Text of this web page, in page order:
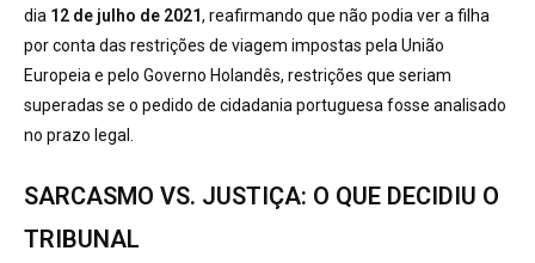
dia 12 de julho de 2021, reafirmando que não podia ver a filha
por conta das restrições de viagem impostas pela União
Europeia e pelo Governo Holandês, restrições que seriam
superadas se o pedido de cidadania portuguesa fosse analisado
no prazo legal.
SARCASMO VS. JUSTIÇA: O QUE DECIDIU O
TRIBUNAL